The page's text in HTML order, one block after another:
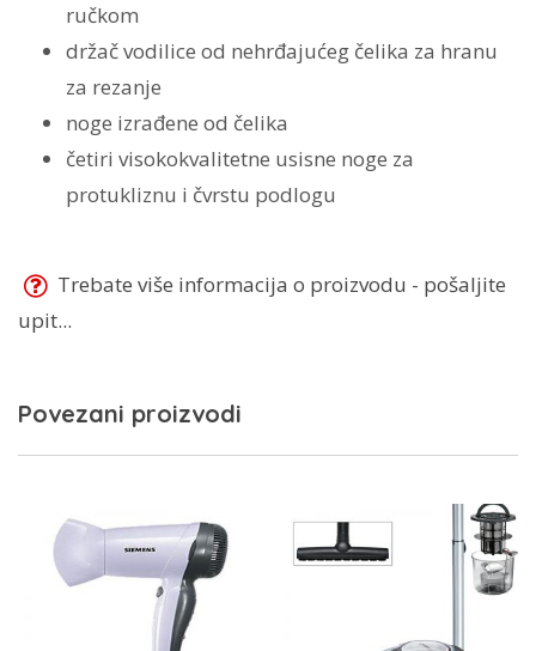
ručkom
držač vodilice od nehrđajućeg čelika za hranu
za rezanje
noge izrađene od čelika
četiri visokokvalitetne usisne noge za
protukliznu i čvrstu podlogu
Trebate više informacija o proizvodu - pošaljite
upit...
Povezani proizvodi